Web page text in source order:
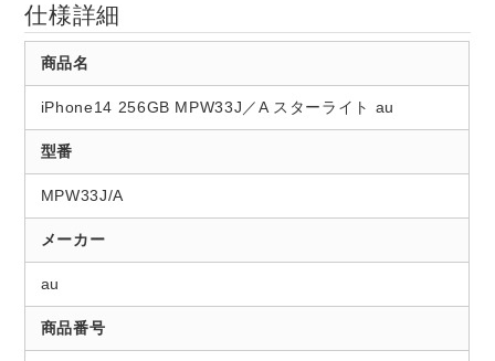
仕様詳細
商品名
iPhone14 256GB MPW33J／A スターライト au
型番
MPW33J/A
メーカー
au
商品番号